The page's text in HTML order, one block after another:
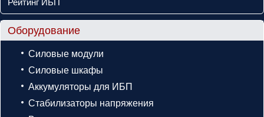
Рейтинг ИБП
Оборудование
Силовые модули
Силовые шкафы
Аккумуляторы для ИБП
Стабилизаторы напряжения